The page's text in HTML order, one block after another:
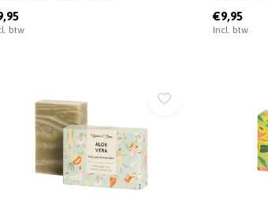
btw
€9,95
Incl. btw